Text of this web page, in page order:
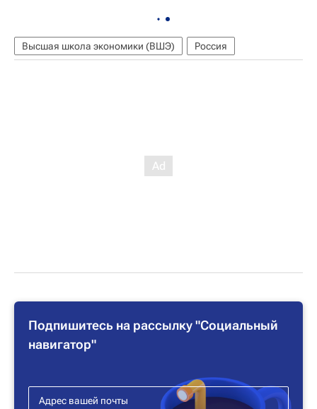
Высшая школа экономики (ВШЭ) Россия
Подпишитесь на рассылку "Социальный
навигатор"